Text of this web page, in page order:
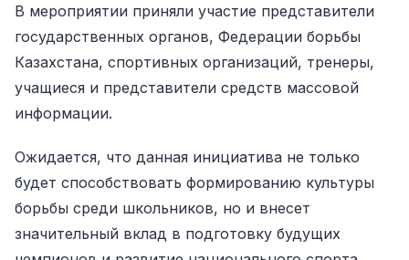
В мероприятии приняли участие представители
государственных органов, Федерации борьбы
Казахстана, спортивных организаций, тренеры,
учащиеся и представители средств массовой
информации.
Ожидается, что данная инициатива не только
будет способствовать формированию культуры
борьбы среди школьников, но и внесет
значительный вклад в подготовку будущих